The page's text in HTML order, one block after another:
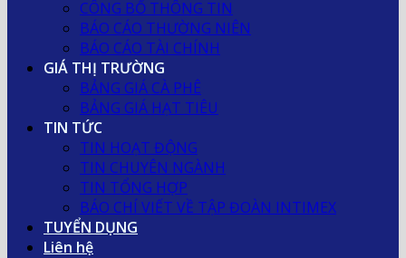
CÔNG BỐ THÔNG TIN
BÁO CÁO THƯỜNG NIÊN
BÁO CÁO TÀI CHÍNH
GIÁ THỊ TRƯỜNG
BẢNG GIÁ CÀ PHÊ
BẢNG GIÁ HẠT TIÊU
TIN TỨC
TIN HOẠT ĐỘNG
TIN CHUYÊN NGÀNH
TIN TỔNG HỢP
BÁO CHÍ VIẾT VỀ TẬP ĐOÀN INTIMEX
TUYỂN DỤNG
Liên hệ